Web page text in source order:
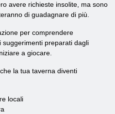
avere richieste insolite, ma sono
di guadagnare di più.
per comprendere
suggerimenti preparati dagli
a giocare.
la tua taverna diventi
locali